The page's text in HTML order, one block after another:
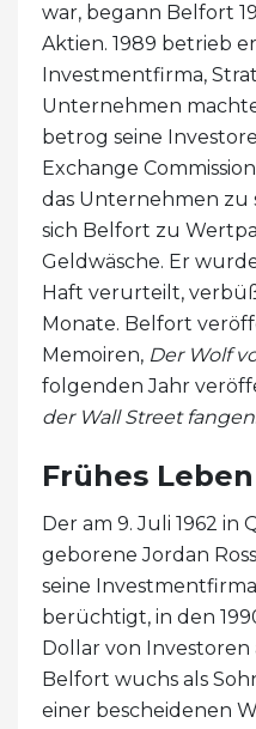
war, begann Belfort
Aktien. 1989 betrieb
Investmentfirma,
Unternehmen
betrog seine
Exchange
das Unternehmen zu
sich Belfort zu
Geldwäsche. Er
Haft verurteilt,
Monate. Belfort
Memoiren, Der Wolf
folgenden Jahr
der Wall Street fangen
Frühes
Der am 9. Juli 1962 in
geborene Jordan
seine
berüchtigt, in den
Dollar von
Belfort wuchs als
einer bescheidenen